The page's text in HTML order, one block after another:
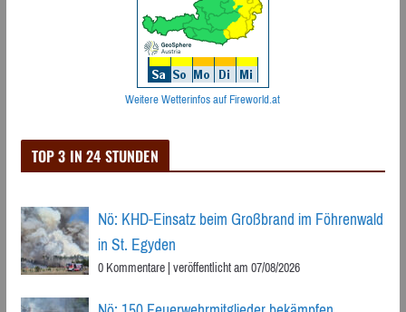
Weitere Wetterinfos auf Fireworld.at
TOP 3 IN 24 STUNDEN
Nö: KHD-Einsatz beim Großbrand im Föhrenwald
in St. Egyden
0 Kommentare|veröffentlicht am 07/08/2026